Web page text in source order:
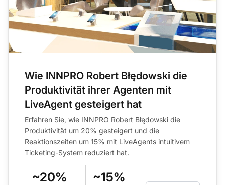
Wie INNPRO Robert Błędowski die
Produktivität ihrer Agenten mit
LiveAgent gesteigert hat
Erfahren Sie, wie INNPRO Robert Błędowski die
Produktivität um 20% gesteigert und die
Reaktionszeiten um 15% mit LiveAgents intuitivem
Ticketing-System reduziert hat.
~20% ~15%